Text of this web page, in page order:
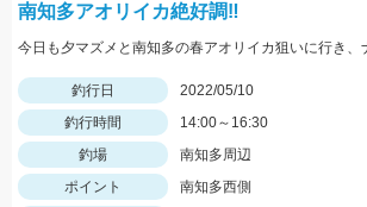
南知多アオリイカ絶好調‼️
釣行日
2022/05/10
釣行時間
14:00～16:30
釣場
南知多周辺
ポイント
南知多西側